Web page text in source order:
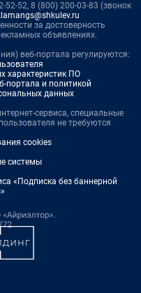
52, 8 (800) 200-03-83 (звонок
за достоверность
объявлениях.
веб-портала регулируются:
характеристик ПО
портала и политикой
данных
сервиса, специальные
не требуются
cookies
системы
«Подписка без баннерной